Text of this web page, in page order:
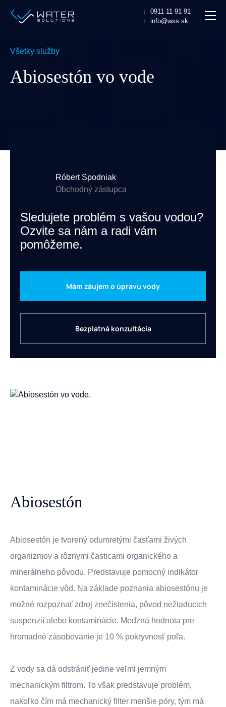
0911 11 91 91
info@wss.sk
Všetky služby
Abiosestón vo vode
Róbert Spodniak
Obchodný zástupca
Sledujete problém s vašou vodou?
Ozvite sa nám a radi vám
pomôžeme.
Mám záujem o úpravu vody
Bezplatná konzultácia
Abiosestón
Abiosestón je tvorený odumretými časťami živých
organizmov a rôznymi časticami organického a
minerálneho pôvodu. Predstavuje pomocný indikátor
kontaminácie vôd. Na základe poznania abiosestónu je
možné rozpoznať zdroj znečistenia, pôvod nežiaducich
suspenzií alebo kontaminácie. Medzná hodnota pre
hromadné zásobovanie je 10 % pokryvnosť poľa.
Z vody sa dá odstrániť jedine veľmi jemným
mechanickým filtrom. To však predstavuje problém,
nakoľko čím má mechanický filter menšie póry, tým má